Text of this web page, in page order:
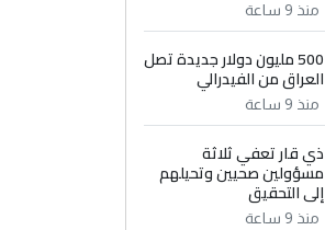
منذ 9 ساعة
500 مليون دولار جديدة تصل
العراق من الفيدرالي
منذ 9 ساعة
ذي قار تعفي ثلاثة
مسؤولين صحيين وتحيلهم
إلى التحقيق
منذ 9 ساعة